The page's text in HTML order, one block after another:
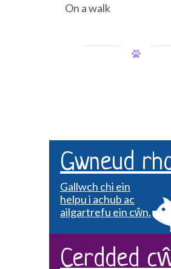
On a walk
Gwneud
Gallwch chi ein
helpu i achub ac
ailgartrefu ein cŵn.
Cerdded